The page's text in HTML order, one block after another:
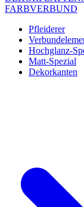
FARBVERBUND
Pfleiderer
Hochglanz-
Matt-Spezial
Dekorkanten